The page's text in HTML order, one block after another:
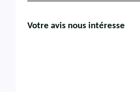
Votre avis nous intéresse